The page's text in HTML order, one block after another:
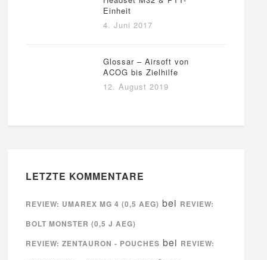
Einheit
4. Juni 2017
Glossar – Airsoft von
ACOG bis Zielhilfe
12. August 2019
LETZTE KOMMENTARE
REVIEW: UMAREX MG 4 (0,5 AEG) bei REVIEW:
BOLT MONSTER (0,5 J AEG)
REVIEW: ZENTAURON - POUCHES bei REVIEW: